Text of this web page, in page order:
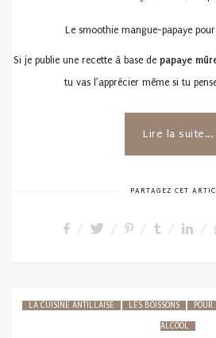
Le smoothie mangue-papaye
Si je publie une recette à base de papaye
tu vas l’apprécier même si tu
Lire la suite...
PARTAGEZ CET
LA CUISINE ANTILLAISE LES BOISSONS
ALCOOL